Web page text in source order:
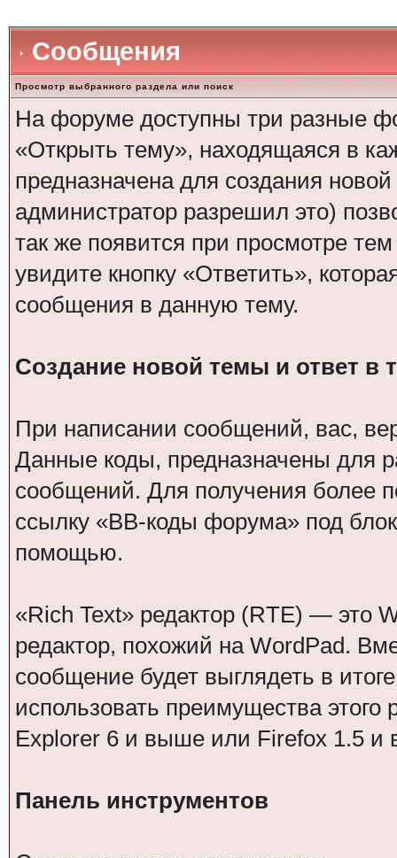
Сообщения
Просмотр выбранного раздела или поиск
На форуме доступны три разные
«Открыть тему», находящаяся в
предназначена для создания
администратор разрешил это)
так же появится при просмотре
увидите кнопку «Ответить»,
сообщения в данную тему.
Создание новой темы и ответ в
При написании сообщений, вас,
Данные коды, предназначены для
сообщений. Для получения более
ссылку «BB-коды форума» под
помощью.
«Rich Text» редактор (RTE) — это
редактор, похожий на WordPad.
сообщение будет выглядеть в
использовать преимущества этого
Explorer 6 и выше или Firefox 1.5 и
Панель инструментов